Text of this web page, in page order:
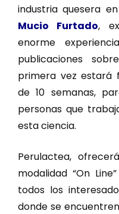
industria quesera
Mucio Furtado,
enorme
publicaciones
primera vez estará
de 10 semanas,
personas que
esta ciencia.
Perulactea,
modalidad “On
todos los
donde se